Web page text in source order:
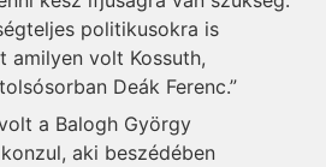
politikusokra is
amilyen volt Kossuth,
Deák Ferenc.”
a Balogh György
aki beszédében